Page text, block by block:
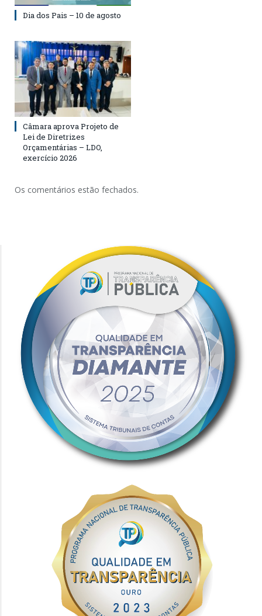
Dia dos Pais – 10 de agosto
Câmara aprova Projeto de
Lei de Diretrizes
Orçamentárias – LDO,
exercício 2026
Os comentários estão fechados.